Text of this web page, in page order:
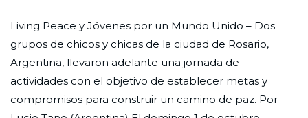
Ciudad
Nueva
31
de
octubre
de
2023
Iniciativas
Unidos
por
Paz
Living Peace y Jóvenes por un Mundo Unido – Dos
grupos de chicos y chicas de la ciudad de Rosario,
Argentina, llevaron adelante una jornada de
actividades con el objetivo de establecer metas y
compromisos para construir un camino de paz. Por